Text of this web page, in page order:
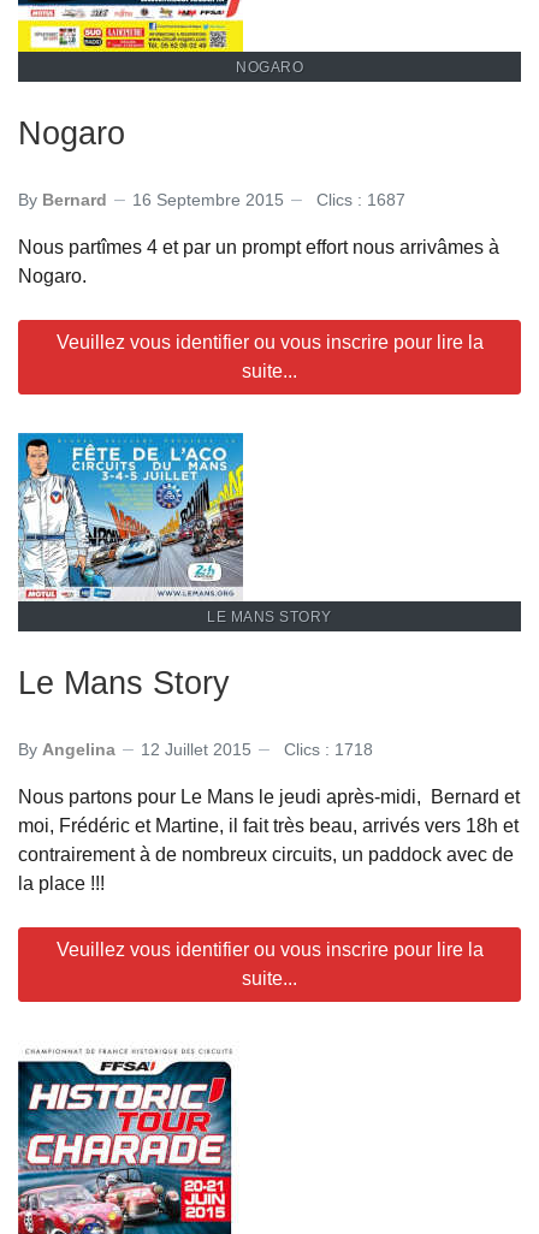
NOGARO
Nogaro
By Bernard 16 Septembre 2015 Clics : 1687
Nous partîmes 4 et par un prompt effort nous arrivâmes à
Nogaro.
Veuillez vous identifier ou vous inscrire pour lire la
suite...
LE MANS STORY
Le Mans Story
By Angelina 12 Juillet 2015 Clics : 1718
Nous partons pour Le Mans le jeudi après-midi, Bernard et
moi, Frédéric et Martine, il fait très beau, arrivés vers 18h et
contrairement à de nombreux circuits, un paddock avec de
la place !!!
Veuillez vous identifier ou vous inscrire pour lire la
suite...